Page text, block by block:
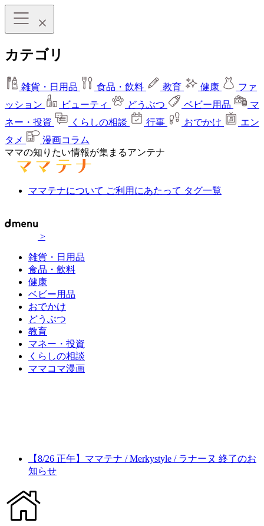
カテゴリ
雑貨・日用品 食品・飲料 教育 健康
ファ
ッション
ビューティ どうぶつ ベビー用品
マ
ネー・投資
くらしの相談 行事 おでかけ
エン
タメ
漫画コラム
ママの知りたい情報が集まるアンテナ
ママテナについて ご利用にあたって タグ一覧
>
雑貨・日用品
食品・飲料
健康
ベビー用品
おでかけ
どうぶつ
教育
マネー・投資
くらしの相談
ママコマ漫画
【8/26 正午】ママテナ / Merkystyle / ラナーヌ 終了のお
知らせ